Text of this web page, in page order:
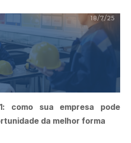
18/7/25
como sua empresa pode
da melhor forma